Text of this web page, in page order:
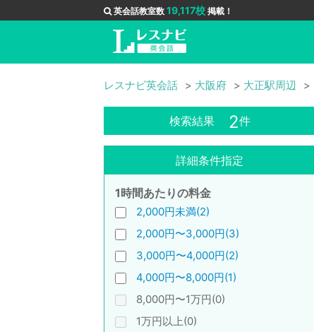
英会話教室数 19,117校 掲載！
レスナビ英会話 大阪府 大正駅周辺
検索結果 2件
詳細条件指定
1時間あたりの料金
2,000円未満(2)
2,000円〜3,000円(3)
3,000円〜4,000円(2)
4,000円〜8,000円(1)
8,000円〜1万円(0)
1万円以上(0)